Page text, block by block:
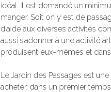
idéal. Il est demandé un
manger. Soit on y est de
d’aide aux diverses activités
aussi s’adonner à une activité
produisent eux-mêmes et
Le Jardin des Passages est
acheter, dans un premier